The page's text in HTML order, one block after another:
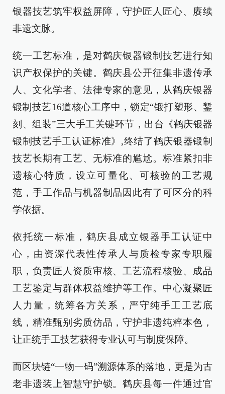
银器技艺筑牢权益屏障，守护匠人匠心、赓续
非遗文脉。
统一工艺标准，是对鹤庆银器锻制技艺进行知
识产权保护的关键。鹤庆县公开征集非遗传承
人、文化学者、法律专家的意见，从鹤庆银器
锻制技艺16道核心工序中，锁定“锻打塑形、錾
刻、组装”三大手工关键环节，出台《鹤庆银器
锻制技艺手工认证标准》,终结了鹤庆银器锻制
技艺长期有工艺、无标准的尴尬。标准紧扣非
遗核心特质，设立可量化、可核验的工艺规
范，手工作品与机器制品因此有了可区分的科
学依据。
依托统一标准，鹤庆县成立银器手工认证中
心，由资深代表性传承人与质检专家专职履
职，负责匠人资质审核、工艺流程核验、成品
工艺鉴定与群体权益维护等工作。中心凝聚匠
人力量，统筹各方关系，严守纯手工工艺底
线，精准甄别劣质仿品，守护非遗纯粹本色，
让正统手工技艺获得专业认可与制度保障。
而区块链“一物一码”溯源体系的落地，更是为古
老非遗装上智慧守护锁。鹤庆县每一件通过官